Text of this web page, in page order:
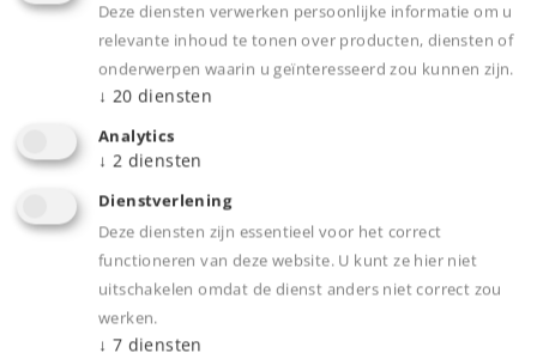
STOOMLOCOMOTIEF TYPE 18
Professioneel door de firma Becasse verouderd,
met certificaat
Deze diensten verwerken persoonlijke informatie om u
relevante inhoud te tonen over producten, diensten of
onderwerpen waarin u geïnteresseerd zou kunnen zijn.
↓ 20 diensten
Analytics
↓ 2 diensten
Dienstverlening
Deze diensten zijn essentieel voor het correct
functioneren van deze website. U kunt ze hier niet
uitschakelen omdat de dienst anders niet correct zou
werken.
↓ 7 diensten